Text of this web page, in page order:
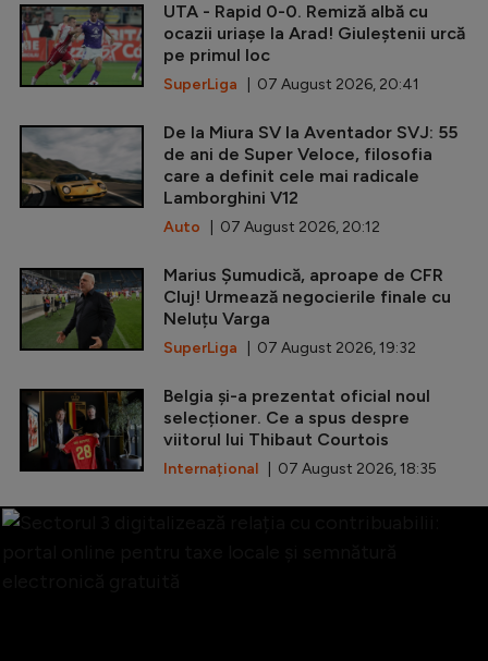
UTA - Rapid 0-0. Remiză albă cu
ocazii uriașe la Arad! Giuleștenii urcă
pe primul loc
SuperLiga | 07 August 2026, 20:41
De la Miura SV la Aventador SVJ: 55
de ani de Super Veloce, filosofia
care a definit cele mai radicale
Lamborghini V12
Auto | 07 August 2026, 20:12
Marius Șumudică, aproape de CFR
Cluj! Urmează negocierile finale cu
Neluțu Varga
SuperLiga | 07 August 2026, 19:32
Belgia și-a prezentat oficial noul
selecționer. Ce a spus despre
viitorul lui Thibaut Courtois
Internațional | 07 August 2026, 18:35